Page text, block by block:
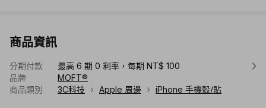
商品資訊
分期付款
最高 6 期 0 利率，每期 NT$ 100
品牌
MOFT®
商品類別
3C科技 Apple 周邊 iPhone 手機殼/貼